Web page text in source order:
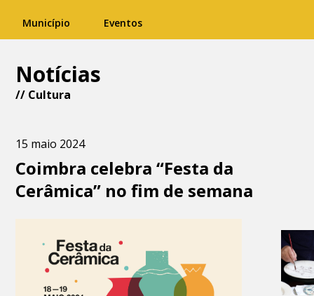
Município Eventos
Notícias
// Cultura
15 maio 2024
Coimbra celebra “Festa da
Cerâmica” no fim de semana